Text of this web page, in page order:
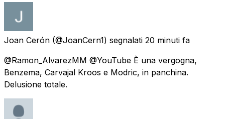
Joan Cerón (@JoanCern1) segnalati 20 minuti fa
@Ramon_AlvarezMM @YouTube È una vergogna,
Benzema, Carvajal Kroos e Modric, in panchina.
Delusione totale.